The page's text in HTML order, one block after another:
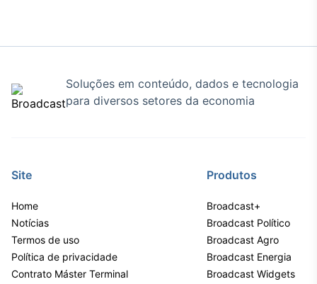
Soluções em conteúdo, dados e tecnologia
para diversos setores da economia
Site
Home
Notícias
Termos de uso
Política de privacidade
Contrato Máster Terminal
Produtos
Broadcast+
Broadcast Político
Broadcast Agro
Broadcast Energia
Broadcast Widgets